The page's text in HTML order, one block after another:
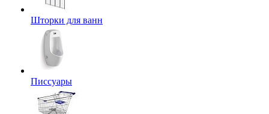
Шторки для ванн
Писсуары